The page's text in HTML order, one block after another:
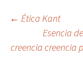
de
← Ética Kant
Esencia
creencia creencia